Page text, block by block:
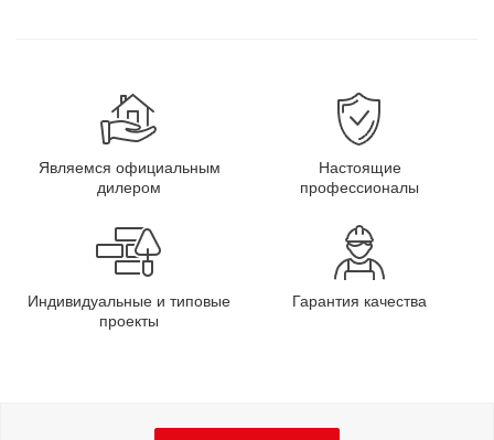
Являемся официальным
дилером
Настоящие
профессионалы
Индивидуальные и типовые
проекты
Гарантия качества